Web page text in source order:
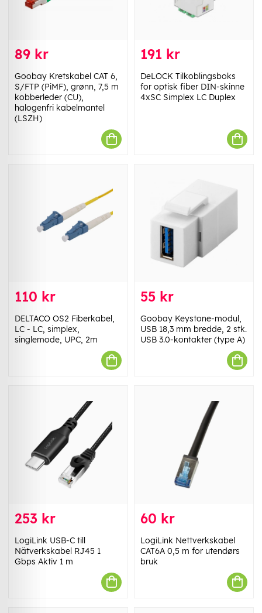
89 kr
Goobay Kretskabel CAT 6,
S/FTP (PiMF), grønn, 7,5 m
kobberleder (CU),
halogenfri kabelmantel
(LSZH)
191 kr
DeLOCK Tilkoblingsboks
for optisk fiber DIN-skinne
4xSC Simplex LC Duplex
110 kr
DELTACO OS2 Fiberkabel,
LC - LC, simplex,
singlemode, UPC, 2m
55 kr
Goobay Keystone-modul,
USB 18,3 mm bredde, 2 stk.
USB 3.0-kontakter (type A)
253 kr
LogiLink USB-C till
Nätverkskabel RJ45 1
Gbps Aktiv 1 m
60 kr
LogiLink Nettverkskabel
CAT6A 0,5 m for utendørs
bruk